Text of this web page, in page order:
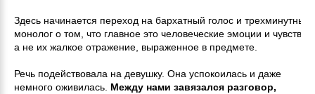
Здесь начинается переход на бархатный голос и трехминутный
монолог о том, что главное это человеческие эмоции и чувства,
а не их жалкое отражение, выраженное в предмете.
Речь подействовала на девушку. Она успокоилась и даже
немного оживилась. Между нами завязался разговор,